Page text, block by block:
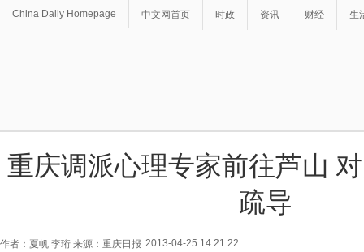
China Daily Homepage 中文网首页 时政 资讯 财经 生
重庆调派心理专家前往芦山
疏导
作者：夏帆 李珩 来源：重庆日报 2013-04-25 14:21:22